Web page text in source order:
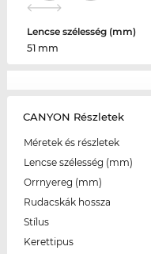
Lencse szélesség (mm)
51 mm
CANYON Részletek
Méretek és részletek
Lencse szélesség (mm)
Orrnyereg (mm)
Rudacskák hossza
Stílus
Kerettipus